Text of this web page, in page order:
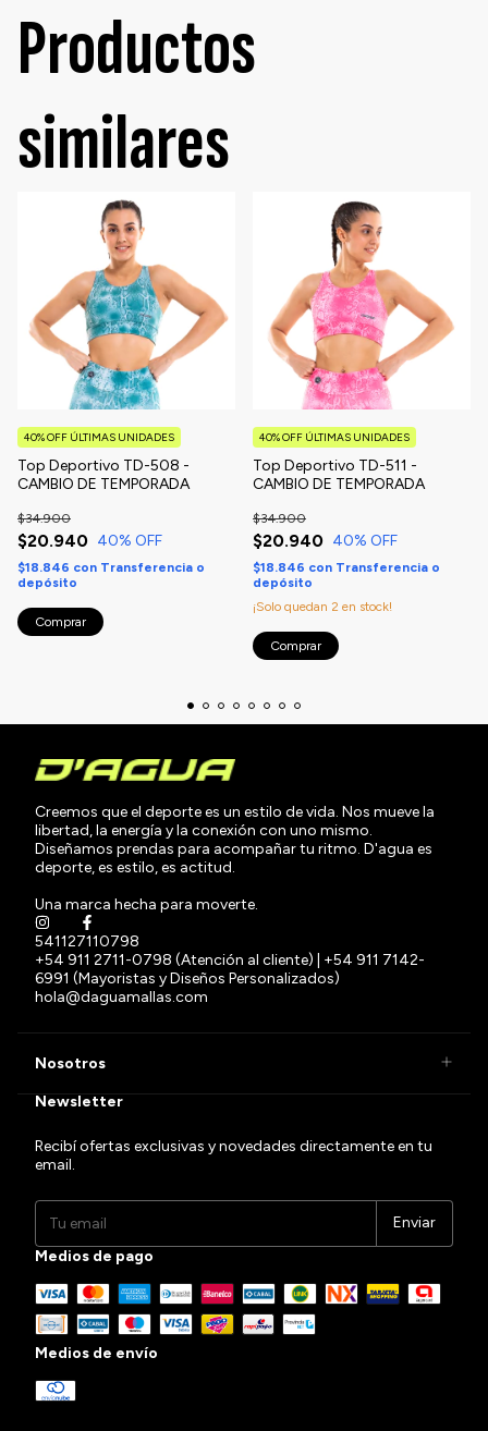
Productos
similares
Top Deportivo TD-508 -
CAMBIO DE TEMPORADA
$20.940
$34.900
40% OFF
40% OFF ÚLTIMAS UNIDADES
$18.846 con Transferencia o
depósito
Comprar
Top Deportivo TD-511 -
CAMBIO DE TEMPORADA
$20.940
$34.900
40% OFF
40% OFF ÚLTIMAS UNIDADES
$18.846 con Transferencia o
depósito
¡Solo quedan 2 en stock!
Comprar
Creemos que el deporte es un estilo de vida. Nos mueve la
libertad, la energía y la conexión con uno mismo.
Diseñamos prendas para acompañar tu ritmo. D'agua es
deporte, es estilo, es actitud.
Una marca hecha para moverte.
541127110798
+54 911 2711-0798 (Atención al cliente) | +54 911 7142-
6991 (Mayoristas y Diseños Personalizados)
hola@daguamallas.com
Nosotros
Newsletter
Recibí ofertas exclusivas y novedades directamente en tu
email.
Medios de pago
Medios de envío